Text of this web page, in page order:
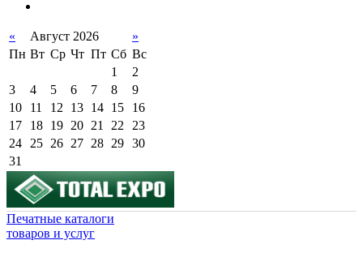
« Август 2026
»
Пн Вт Ср Чт Пт Сб Вс
1
2
3
4 5 6 7 8
9
10
11 12 13 14 15
16
17
18 19 20 21 22
23
24
25 26 27 28 29 30
31
Печатные каталоги
товаров и услуг